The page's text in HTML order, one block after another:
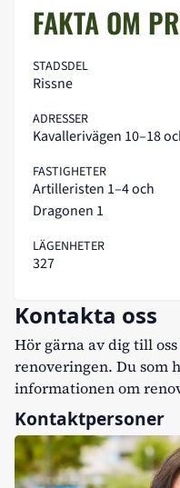
FAKTA OM
STADSDEL
Rissne
ADRESSER
Kavallerivägen 10–18
FASTIGHETER
Artilleristen 1–4 och
Dragonen 1
LÄGENHETER
327
Kontakta oss
Hör gärna av dig till
renoveringen. Du som
informationen om
Kontaktpersoner